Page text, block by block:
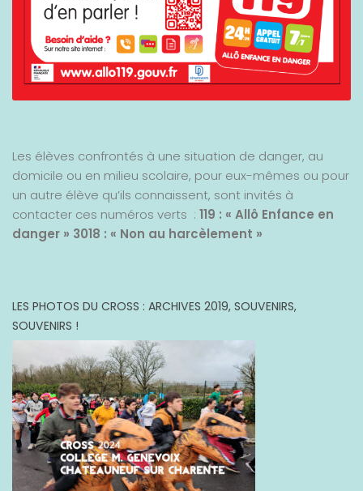
Les élèves confrontés à une situation de danger, au
domicile ou en milieu scolaire, pour eux-mêmes ou pour
un autre élève qu’ils connaissent, sont invités à
contacter ces numéros verts : 119 : « Allô Enfance en
danger » 3018 : « Non au harcèlement »
LES PHOTOS DU CROSS : ARCHIVES 2019, SOUVENIRS,
SOUVENIRS !